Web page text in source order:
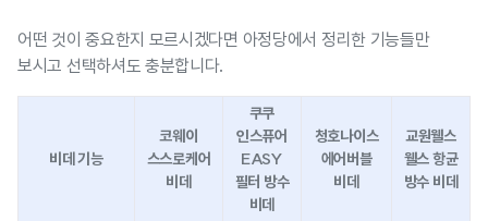
어떤 것이 중요한지 모르시겠다면 아정당에서 정리한 기능들만
보시고 선택하셔도 충분합니다.
비데 기능
코웨이
스스로케어
비데
쿠쿠
인스퓨어
EASY
필터 방수
비데
청호나이스
에어버블
비데
교원웰스
웰스 항균
방수 비데